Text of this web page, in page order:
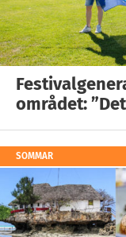
området:
SOMMAR